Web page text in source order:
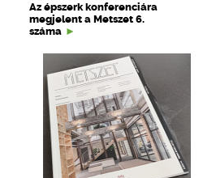
Az épszerk konferenciára
megjelent a Metszet 6.
száma